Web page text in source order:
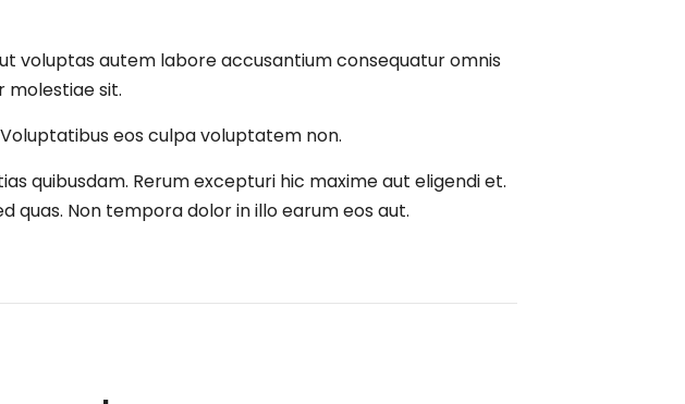
voluptas autem labore accusantium consequatur omnis
molestiae sit.
eos culpa voluptatem non.
quibusdam. Rerum excepturi hic maxime aut eligendi et.
Non tempora dolor in illo earum eos aut.